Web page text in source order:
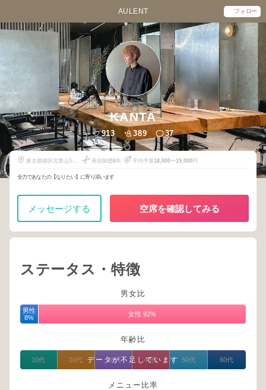
AULENT フォロー
KANTA
913 389 37
東京都港区北青山3-5-
美容師歴6年 平均予算18,000〜19,000円
全力であなたの【なりたい】に寄り添います
メッセージする 空席を確認してみる
ステータス・特徴
男女比
男性
8%
女性 92%
年齢比
データが不足しています
10代 20代 30代 40代 50代 60代
メニュー比率